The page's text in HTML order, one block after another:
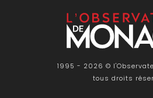
1995 - 2026 ©
tous droits